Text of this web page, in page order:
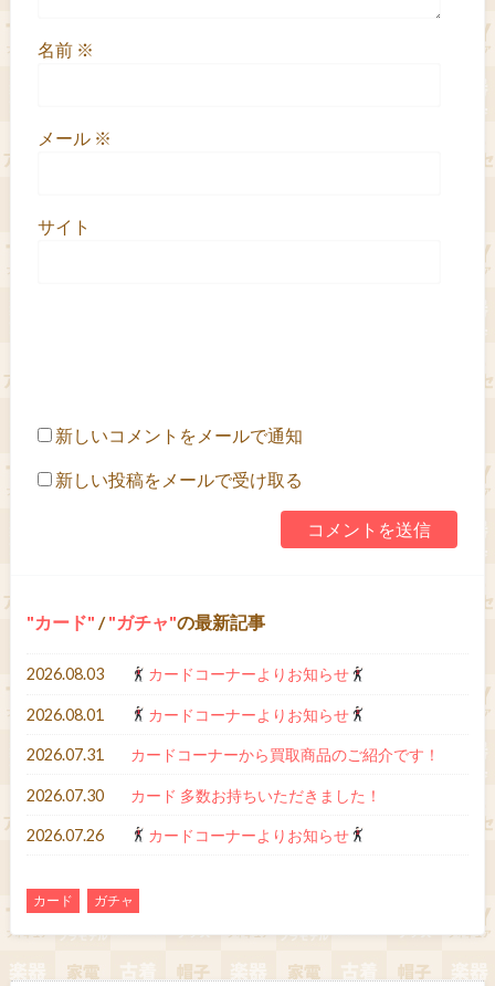
名前 ※
メール ※
サイト
新しいコメントをメールで通知
新しい投稿をメールで受け取る
カード / ガチャ の最新記事
2026.08.03 カードコーナーよりお知らせ
2026.08.01 カードコーナーよりお知らせ
2026.07.31 カードコーナーから買取商品のご紹介です！
2026.07.30 カード 多数お持ちいただきました！
2026.07.26 カードコーナーよりお知らせ
カード ガチャ